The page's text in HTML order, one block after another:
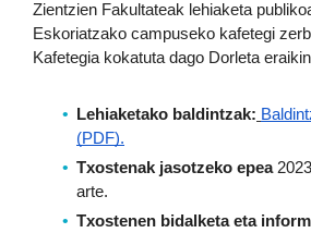
Zientzien Fakultateak lehiaketa
Eskoriatzako campuseko kafetegi
Kafetegia kokatuta dago Dorleta
Lehiaketako baldintzak:
(PDF).
Txostenak jasotzeko epea
arte.
Txostenen bidalketa eta